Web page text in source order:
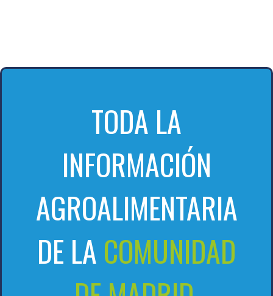
TODA LA
INFORMACIÓN
AGROALIMENTARIA
DE LACOMUNIDAD